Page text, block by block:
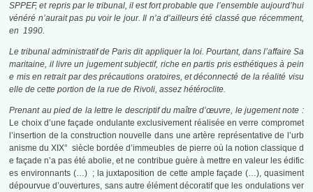
SPPEF, et repris par le tribunal, il est fort probable que l’ensemble aujourd’hui
vénéré n’aurait pas pu voir le jour. Il n’a d’ailleurs été classé que récemment,
en 1990.
Le tribunal administratif de Paris dit appliquer la loi. Pourtant, dans l’affaire Sa
maritaine, il livre un jugement subjectif, riche en partis pris esthétiques à pein
e mis en retrait par des précautions oratoires, et déconnecté de la réalité visu
elle de cette portion de la rue de Rivoli, assez hétéroclite.
Prenant au pied de la lettre le descriptif du maître d’œuvre, le jugement note :
Le choix d’une façade ondulante exclusivement réalisée en verre compromet
l’insertion de la construction nouvelle dans une artère représentative de l’urb
anisme du XIX° siècle bordée d’immeubles de pierre où la notion classique d
e façade n’a pas été abolie, et ne contribue guère à mettre en valeur les édific
es environnants (…) ; la juxtaposition de cette ample façade (…), quasiment
dépourvue d’ouvertures, sans autre élément décoratif que les ondulations ver